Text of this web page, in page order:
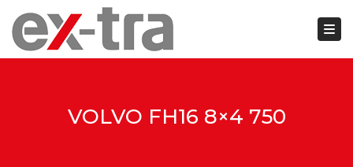
VOLVO FH16 8×4 750